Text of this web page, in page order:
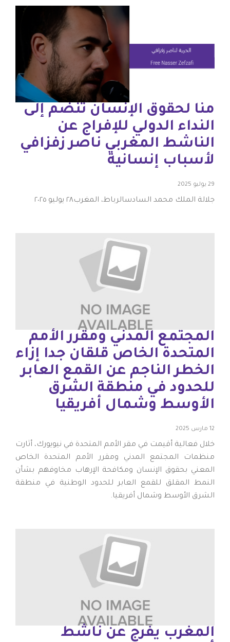
منا لحقوق الإنسان تنضم إلى
النداء الدولي للإفراج عن
الناشط المغربي ناصر زفزافي
لأسباب إنسانية
29 يوليو 2025
جلالة الملك محمد السادسالرباط، المغرب٢٨ يوليو ٢٠٢٥
المجتمع المدني ومقرر الأمم
المتحدة الخاص قلقان جدا إزاء
الخطر الناجم عن القمع العابر
للحدود في منطقة الشرق
الأوسط وشمال أفريقيا
12 مارس 2025
خلال فعالية أقيمت في مقر الأمم المتحدة في نيويورك، أثارت
منظمات المجتمع المدني ومقرر الأمم المتحدة الخاص
المعني بحقوق الإنسان ومكافحة الإرهاب مخاوفهم بشأن
النمط المقلق للقمع العابر للحدود الوطنية في منطقة
الشرق الأوسط وشمال أفريقيا.
المغرب يفرج عن ناشط